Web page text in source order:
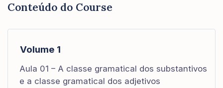
Conteúdo do Course
Volume 1
Aula 01 – A classe gramatical dos substantivos
e a classe gramatical dos adjetivos